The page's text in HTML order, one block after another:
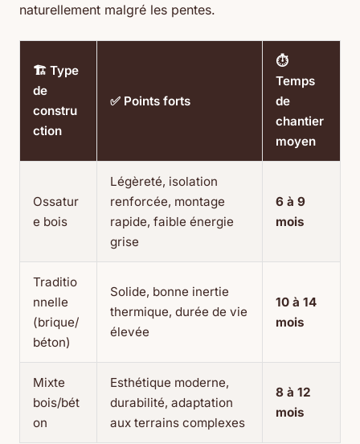
naturellement malgré les pentes.
🏗️ Type
de
constru
ction
✅ Points forts
⏱️
Temps
de
chantier
moyen
Ossatur
e bois
Légèreté, isolation
renforcée, montage
rapide, faible énergie
grise
6 à 9
mois
Traditio
nnelle
(brique/
béton)
Solide, bonne inertie
thermique, durée de vie
élevée
10 à 14
mois
Mixte
bois/bét
on
Esthétique moderne,
durabilité, adaptation
aux terrains complexes
8 à 12
mois